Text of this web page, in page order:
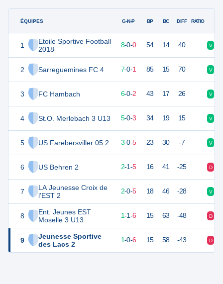
ÉQUIPES
1
Etoile Sportive Football
2018
2 Sarreguemines FC 4
3 FC Hambach
4 St.O. Merlebach 3 U13
5 US Farebersviller 05 2
6 US Behren 2
7
LA Jeunesse Croix de
l'EST 2
8
Ent. Jeunes EST
Moselle 3 U13
9
Jeunesse Sportive
des Lacs 2
G-N-P BP BC DIFF RATIO
24 8 8-0-0 54 14 40 V
21 7-0-1 85 15 70 V
6-0-2 43 17 26 V
15 8 5-0-3 34 19 15 V
9 8 3-0-5 23 30 -7 V
2-1-5 16 41 -25 D
5 8 2-0-5 18 46 -28 V
1-1-6 15 63 -48 D
2 1-0-6 15 58 -43 D